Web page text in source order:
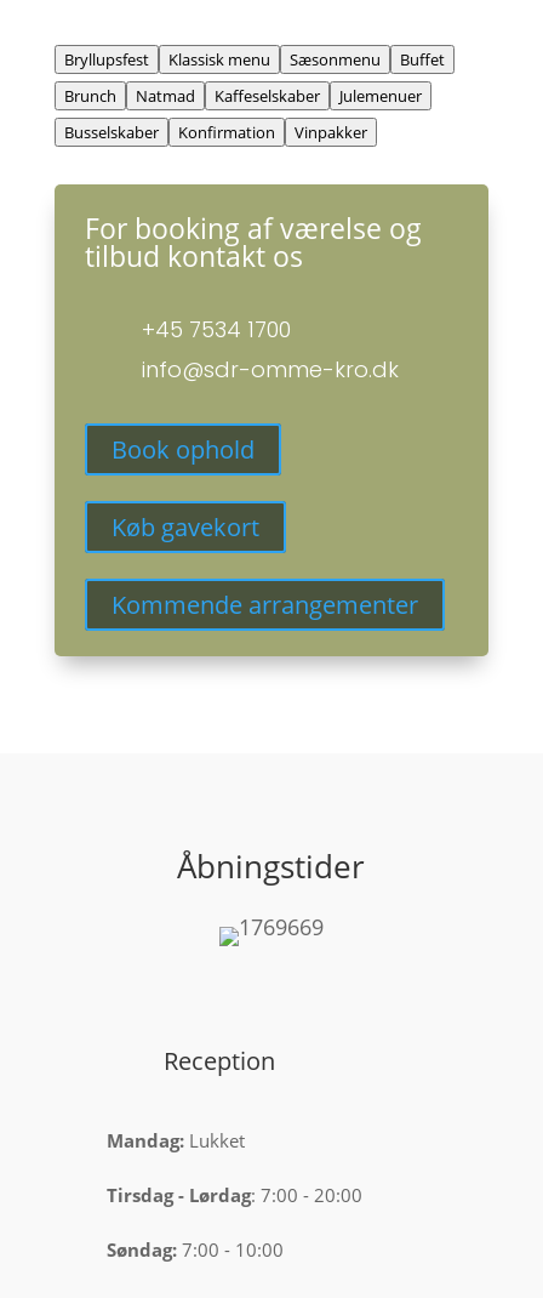
Bryllupsfest Klassisk menu Sæsonmenu
Buffet
Brunch
Natmad Kaffeselskaber
Julemenuer
Busselskaber
Konfirmation Vinpakker
For booking af værelse og
tilbud kontakt os
+45 7534 1700
info@sdr-omme-kro.dk
Book ophold
Køb gavekort
Kommende arrangementer
Åbningstider
Reception
Mandag: Lukket
Tirsdag - Lørdag: 7:00 - 20:00
Søndag: 7:00 - 10:00